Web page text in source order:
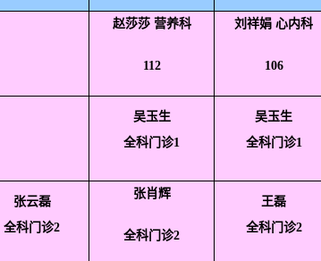
赵莎莎 营养科
112
刘祥娟 心内科
106
吴玉生
全科门诊1
吴玉生
全科门诊1
张云磊
全科门诊2
张肖辉
全科门诊2
王磊
全科门诊2